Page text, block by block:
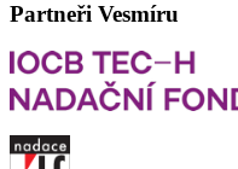
Partneři Vesmíru